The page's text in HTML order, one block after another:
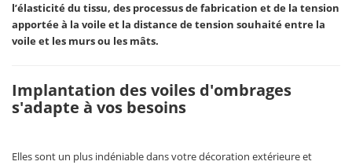
l’élasticité du tissu, des processus de fabrication et de la tension
apportée à la voile et la distance de tension souhaité entre la
voile et les murs ou les mâts.
Implantation des voiles d'ombrages
s'adapte à vos besoins
Elles sont un plus indéniable dans votre décoration extérieure et